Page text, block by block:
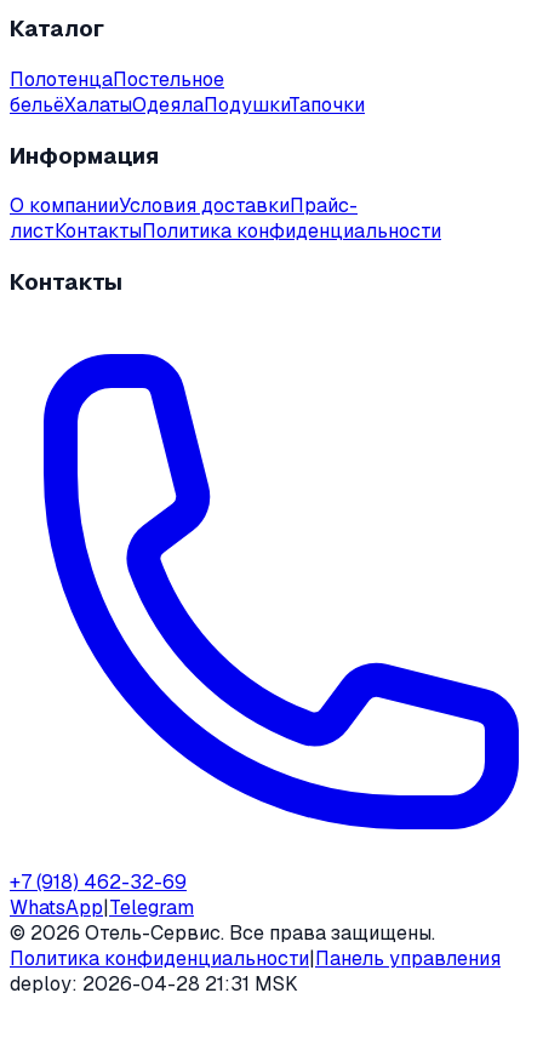
Каталог
ПолотенцаПостельное
бельёХалатыОдеялаПодушкиТапочки
Информация
О компанииУсловия доставкиПрайс-
листКонтактыПолитика конфиденциальности
Контакты
+7 (918) 462-32-69
WhatsApp|Telegram
© 2026 Отель-Сервис. Все права защищены.
Политика конфиденциальности|Панель управления
deploy: 2026-04-28 21:31 MSK